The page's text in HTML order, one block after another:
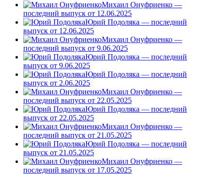
Михаил Онуфриенко —
последний выпуск от 12.06.2025
Юрий Подоляка — последний
выпуск от 12.06.2025
Михаил Онуфриенко —
последний выпуск от 9.06.2025
Юрий Подоляка — последний
выпуск от 9.06.2025
Юрий Подоляка — последний
выпуск от 2.06.2025
Михаил Онуфриенко —
последний выпуск от 22.05.2025
Юрий Подоляка — последний
выпуск от 22.05.2025
Михаил Онуфриенко —
последний выпуск от 21.05.2025
Юрий Подоляка — последний
выпуск от 21.05.2025
Михаил Онуфриенко —
последний выпуск от 17.05.2025